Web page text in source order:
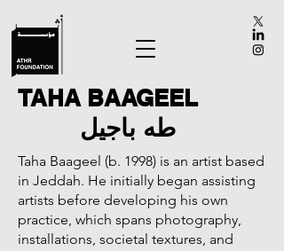
TAHA BAAGEEL
طه باجيل
Taha Baageel (b. 1998) is an artist based
in Jeddah. He initially began assisting
artists before developing his own
practice, which spans photography,
installations, societal textures, and